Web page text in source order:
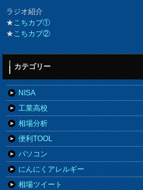
ラジオ紹介
★こちカブ①
★こちカブ②
カテゴリー
NISA
工業高校
相場分析
便利TOOL
パソコン
にんにくアレルギー
相場ツイート